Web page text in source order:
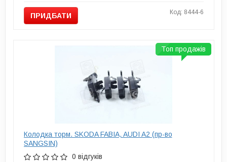
ПРИДБАТИ Код: 8444-6
Колодка торм. SKODA FABIA, AUDI A2 (пр-во
SANGSIN)
0 відгуків
Топ продажів